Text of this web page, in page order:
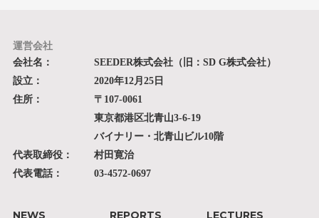
運営会社
会社名：
SEEDER株式会社（旧：SD G株式会社）
設立：
2020年12月25日
住所：
〒107-0061
東京都港区北青山3-6-19
バイナリー・北青山ビル10階
代表取締役：
村田寛治
代表電話：
03-4572-0697
NEWS REPORTS LECTURES